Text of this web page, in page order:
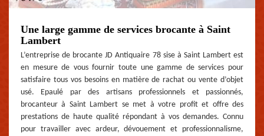
Une large gamme de services brocante à Saint
Lambert
L’entreprise de brocante JD Antiquaire 78 sise à Saint Lambert est
en mesure de vous fournir toute une gamme de services pour
satisfaire tous vos besoins en matière de rachat ou vente d’objet
usé. Epaulé par des artisans professionnels et passionnés,
brocanteur à Saint Lambert se met à votre profit et offre des
prestations de haute qualité répondant à vos demandes. Connu
pour travailler avec ardeur, dévouement et professionnalisme,